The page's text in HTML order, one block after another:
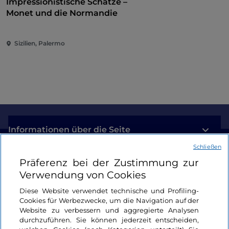
technischen und wissenschaftlichen Aspekte
Monet und die Normandie
Sizilien, Palermo
Informationen über die Seite
Nützliche Links
Login
Bleiben wir in Kontakt
Präferenz bei der Zustimmung zur
Verwendung von Cookies
Diese Website verwendet technische und Profiling-
Cookies für Werbezwecke, um die Navigation auf der
Website zu verbessern und aggregierte Analysen
durchzuführen. Sie können jederzeit entscheiden,
Schließen